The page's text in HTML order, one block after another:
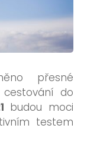
přesné
do
budou moci
testem